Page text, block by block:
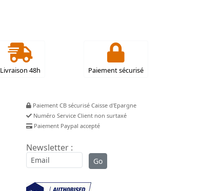
Livraison 48h Paiement sécurisé
Paiement CB sécurisé Caisse d'Epargne
Numéro Service Client non surtaxé
Paiement Paypal accepté
Newsletter :